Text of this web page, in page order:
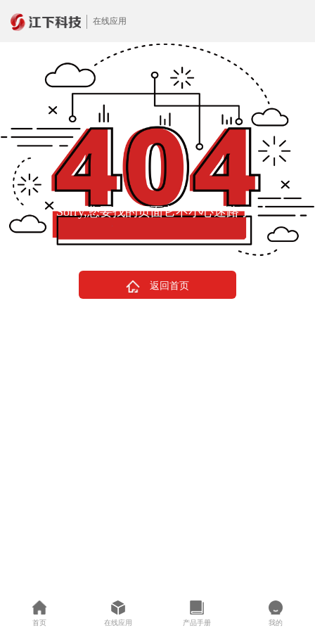
在线应用
Sorry,您要找的页面它不小心迷路了~
返回首页
首页 在线应用 产品手册 我的